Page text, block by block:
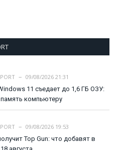
09/08/2026 21:31
11 съедает до 1,6 ГБ ОЗУ:
память компьютеру
09/08/2026 19:53
Top Gun: что добавят в